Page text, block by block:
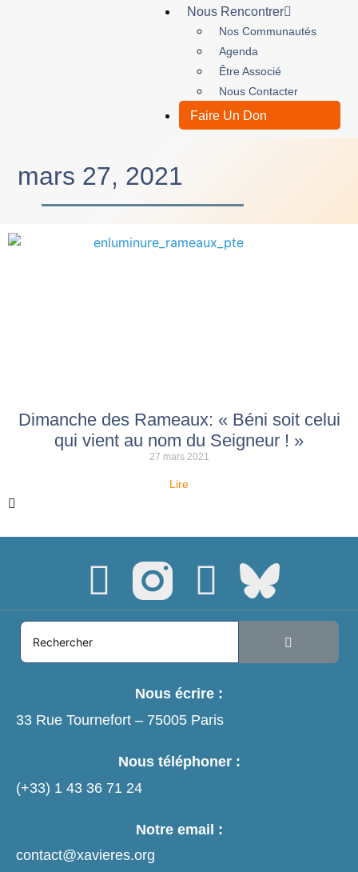
Nous Rencontrer
Nos Communautés
Agenda
Être Associé
Nous Contacter
Faire Un Don
mars 27, 2021
Dimanche des Rameaux: « Béni soit celui
qui vient au nom du Seigneur ! »
27 mars 2021
Lire
Nous écrire :
33 Rue Tournefort – 75005 Paris
Nous téléphoner :
(+33) 1 43 36 71 24
Notre email :
contact@xavieres.org